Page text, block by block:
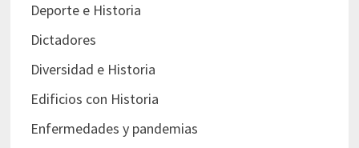
Deporte e Historia
Dictadores
Diversidad e Historia
Edificios con Historia
Enfermedades y pandemias